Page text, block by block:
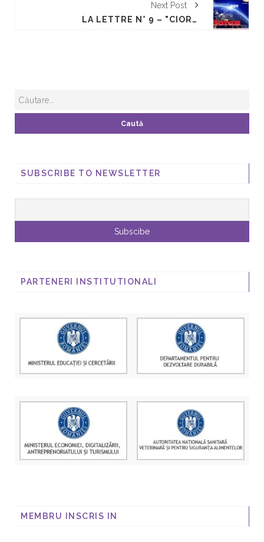
Next Post
LA LETTRE N° 9 – "CIORAN DANS LA CUISINE DE LUCULLUS"
SUBSCRIBE TO NEWSLETTER
PARTENERI INSTITUTIONALI
MEMBRU INSCRIS IN